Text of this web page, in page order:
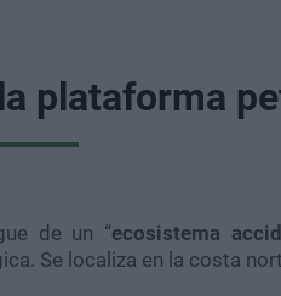
plataforma
de un “ecosistema
Se localiza en la costa